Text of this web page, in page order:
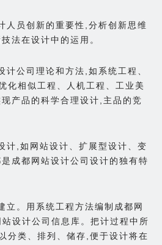
人员创新的重要性,分析创新思维
法在设计中的运用。
公司理论和方法,如系统工程、
化相似工程、人机工程、工业美
产品的科学合理设计,主品的竞
计,如网站设计、扩展型设计、变
成都网站设计公司设计的独有特
立。用系统工程方法编制成都网
设计公司信息库。把计过程中所
分类、排列、储存,便于设计将在